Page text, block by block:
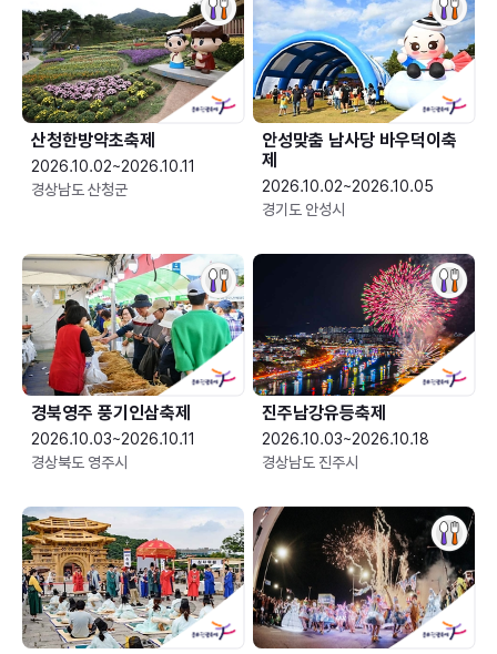
산청한방약초축제
2026.10.02~2026.10.11
경상남도 산청군
안성맞춤 남사당 바우덕이축
제
2026.10.02~2026.10.05
경기도 안성시
경북영주 풍기인삼축제
2026.10.03~2026.10.11
경상북도 영주시
진주남강유등축제
2026.10.03~2026.10.18
경상남도 진주시